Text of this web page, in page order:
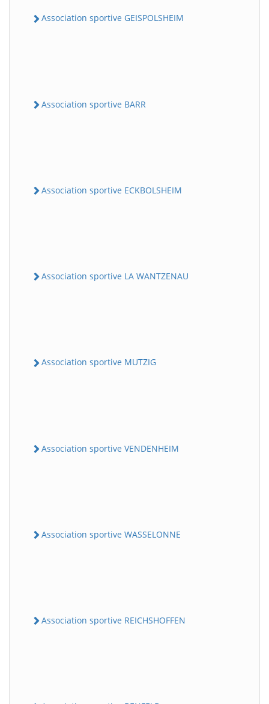
Association sportive GEISPOLSHEIM
Association sportive BARR
Association sportive ECKBOLSHEIM
Association sportive LA WANTZENAU
Association sportive MUTZIG
Association sportive VENDENHEIM
Association sportive WASSELONNE
Association sportive REICHSHOFFEN